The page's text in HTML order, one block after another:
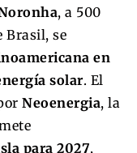
, a 500
Brasil, se
en
solar. El
Neoenergia, la
para 2027,